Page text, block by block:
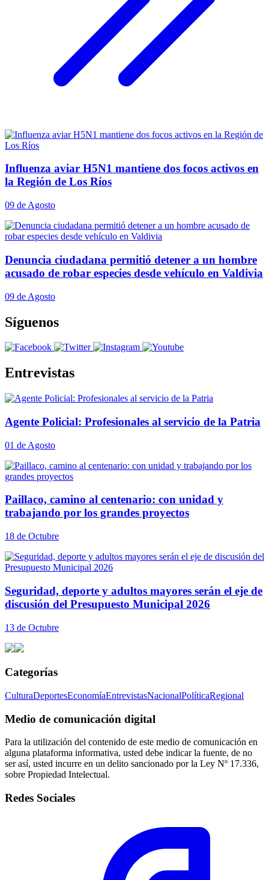
Influenza aviar H5N1 mantiene dos focos activos en
la Región de Los Ríos
09 de Agosto
Denuncia ciudadana permitió detener a un hombre
acusado de robar especies desde vehículo en Valdivia
09 de Agosto
Síguenos
Entrevistas
Agente Policial: Profesionales al servicio de la Patria
01 de Agosto
Paillaco, camino al centenario: con unidad y
trabajando por los grandes proyectos
18 de Octubre
Seguridad, deporte y adultos mayores serán el eje de
discusión del Presupuesto Municipal 2026
13 de Octubre
Categorías
CulturaDeportesEconomíaEntrevistasNacionalPolíticaRegional
Medio de comunicación digital
Para la utilización del contenido de este medio de comunicación en
alguna plataforma informativa, usted debe indicar la fuente, de no
ser así, usted incurre en un delito sancionado por la Ley Nº 17.336,
sobre Propiedad Intelectual.
Redes Sociales